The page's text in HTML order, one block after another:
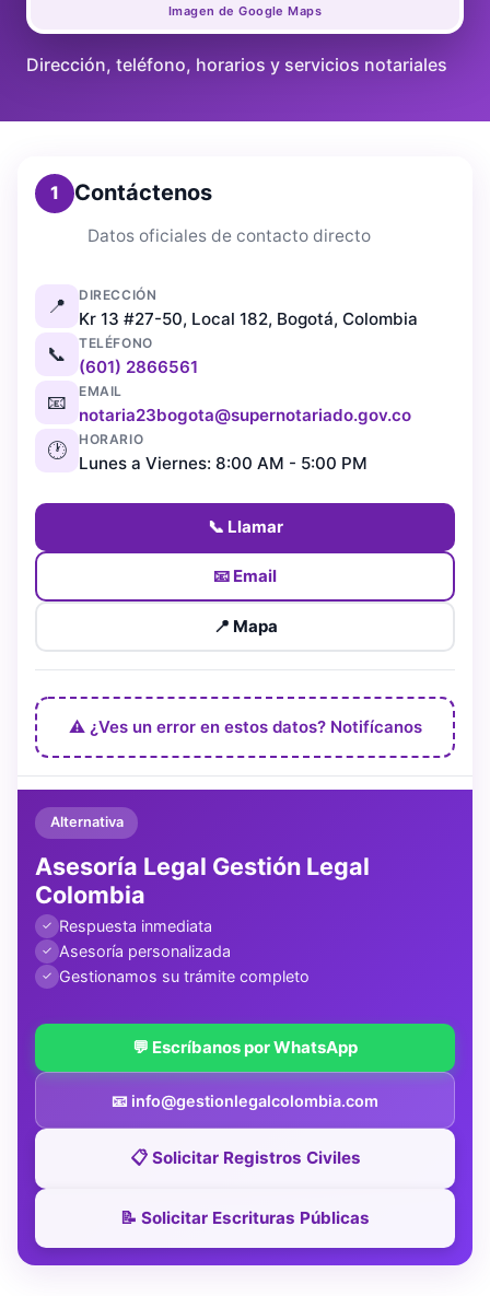
Imagen de Google Maps
Dirección, teléfono, horarios y servicios notariales
1 Contáctenos
Datos oficiales de contacto directo
📍 DIRECCIÓN
Kr 13 #27-50, Local 182, Bogotá, Colombia
📞 TELÉFONO
(601) 2866561
📧 EMAIL
notaria23bogota@supernotariado.gov.co
🕐 HORARIO
Lunes a Viernes: 8:00 AM - 5:00 PM
📞 Llamar
📧 Email
📍 Mapa
⚠️ ¿Ves un error en estos datos? Notifícanos
Alternativa
Asesoría Legal Gestión Legal
Colombia
✓ Respuesta inmediata
✓ Asesoría personalizada
✓ Gestionamos su trámite completo
💬 Escríbanos por WhatsApp
📧 info@gestionlegalcolombia.com
📋 Solicitar Registros Civiles
📝 Solicitar Escrituras Públicas